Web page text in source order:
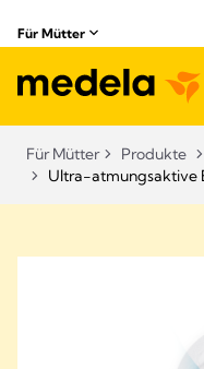
Für Mütter
Für Mütter Produkte
Ultra-atmungsaktive